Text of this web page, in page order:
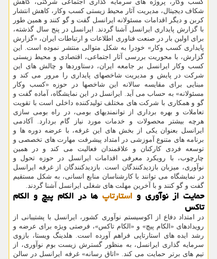
کسب وکار، پروژه های سرمایه گذاری اجتماعی شرکتی، کاهش
شکاف دیجیتال، مدیریت آثار محیط زیستی کسب وکار، کاهش انتشار
کربن و دیگر اقدامات مسئولانه ایرانسل گفت و گو کنند و همین طور
با گزارش پایداری ایرانسل آشنا گردند. ایرانسل در پنج سال گذشته،
برای اولین بار در صنعت فناوری اطلاعات و ارتباطات ایران، «گزارش
پایداری کسب وکار» خودرا به شکل متوالی منتشر نموده است. این
گزارش، با محوریت بررسی آثار اجتماعی، اقتصادی و محیط زیستی
کسب وکار ایرانسل بر جامعه ایران، دستاوردها و چالش های این
شرکت در پایش و مدیریت شاخصهای پایداری را مرور می کند و
مبنایی برای مقایسه سالانه این شاخصها در حوزه «کسب وکار
مسئولانه» به حساب می آید. ایرانسل در این نمایشگاه، آماده گفت و
گو و همکاری با شرکت های مختلف تولیدکننده داخلی است با تقویت
تعاملات و بهره برداری از توانمندیهای بومی، در راه بومی سازی
هرچه بیشتر محصولات و خدمات مورد نیاز گام بردارد. آکادمی
ایرانسل بعنوان یکی از بخش های این غرفه، با عرضه دوره ها و
برنامه های متنوع آموزشی در امتداد پیشرفت مهارت های تخصصی و
توسعه فردی کارکنان و علاقمندان فعالیت می کند و در همین
چارچوب، با رویکرد معرفی اقدامات ایرانسل در حوزه تحول و
نوآوری، میزبان بازدیدکنندگان است. بازدیدکنندگان از غرفه ایرانسل
در نمایشگاه می توانند با کارشناسان منابع انسانی، به شکل مستقیم
گفت و گو کنند و با آخرین مهلت های شغلی ایرانسل آشنا گردند.
حمایت از نوآوری و استارتاپها در الکام پیچ و الکام
تاکس
در امتداد دفاع از اکوسیستم نوآوری کشور، ایرانسل با پشتیبانی از
رویدادهای «الکام پیچ» و «الکام تاکس»، فرصتی ویژه برای عرضه و
رشد ایده های استارتاپی فراهم آورده است. هلدینگ ویستا، بازوی
سرمایه گذاری ایرانسل، به منظور گسترش زیست بوم نوآوری، از
تیم های برتر حمایت می کند. «اتاق رسانه» غرفه ایرانسل در سالن